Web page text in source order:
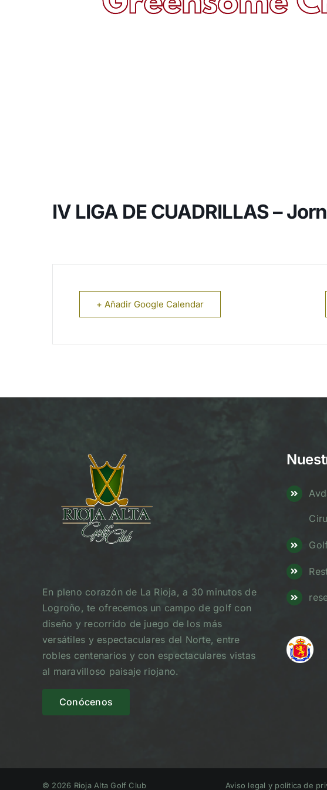
IV LIGA DE CUADRILLAS –
+ Añadir Google Calendar
En pleno corazón de La Rioja, a 30 minutos de
Logroño, te ofrecemos un campo de golf con
diseño y recorrido de juego de los más
versátiles y espectaculares del Norte, entre
robles centenarios y con espectaculares vistas
al maravilloso paisaje riojano.
Conócenos
© 2026 Rioja Alta Golf Club Aviso legal y política de